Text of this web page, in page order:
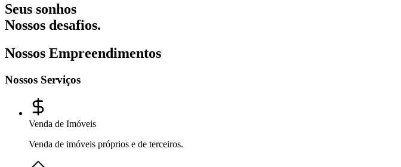
Seus sonhos
Nossos desafios.
Nossos Empreendimentos
Nossos Serviços
Venda de Imóveis
Venda de imóveis próprios e de terceiros.